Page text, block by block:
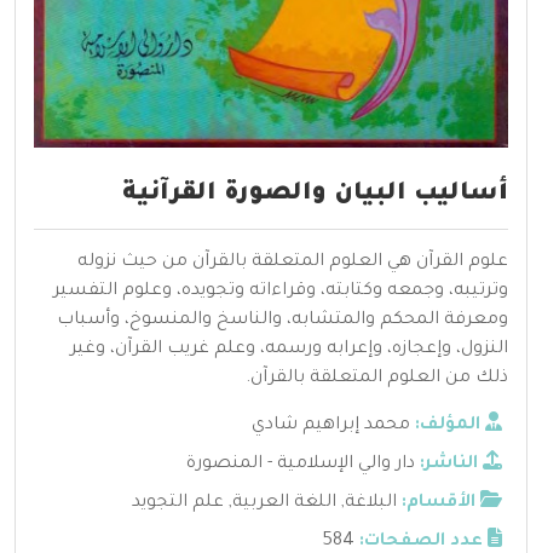
أساليب البيان والصورة القرآنية
علوم القرآن هي العلوم المتعلقة بالقرآن من حيث نزوله
وترتيبه، وجمعه وكتابته، وقراءاته وتجويده، وعلوم التفسير
ومعرفة المحكم والمتشابه، والناسخ والمنسوخ، وأسباب
النزول، وإعجازه، وإعرابه ورسمه، وعلم غريب القرآن، وغير
ذلك من العلوم المتعلقة بالقرآن.
المؤلف: محمد إبراهيم شادي
الناشر: دار والي الإسلامية - المنصورة
الأقسام: البلاغة, اللغة العربية, علم التجويد
عدد الصفحات: 584